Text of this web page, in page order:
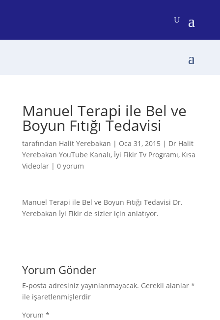
Manuel Terapi ile Bel ve
Boyun Fıtığı Tedavisi
tarafından Halit Yerebakan | Oca 31, 2015 | Dr Halit
Yerebakan YouTube Kanalı, İyi Fikir Tv Programı, Kısa
Videolar| 0 yorum
Manuel Terapi ile Bel ve Boyun Fıtığı Tedavisi Dr.
Yerebakan İyi Fikir de sizler için anlatıyor.
Yorum Gönder
E-posta adresiniz yayınlanmayacak. Gerekli alanlar *
ile işaretlenmişlerdir
Yorum *